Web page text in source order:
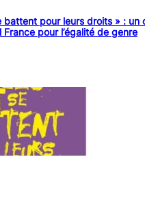
battent pour leurs droits » : un
France pour l’égalité de genre